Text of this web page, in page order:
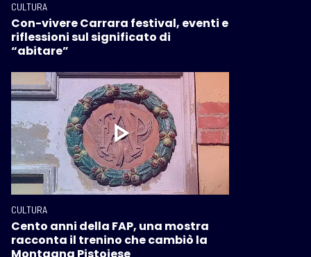
CULTURA
Con-vivere Carrara festival, eventi e
riflessioni sul significato di
“abitare”
CULTURA
Cento anni della FAP, una mostra
racconta il trenino che cambiò la
Montagna Pistoiese